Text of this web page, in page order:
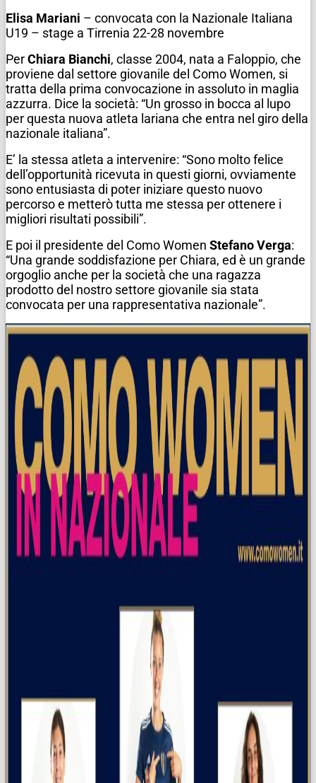
Elisa Mariani – convocata con la Nazionale Italiana
U19 – stage a Tirrenia 22-28 novembre
PerChiara Bianchi, classe 2004, nata a Faloppio, che
proviene dal settore giovanile del Como Women, si
tratta della prima convocazione in assoluto in maglia
azzurra. Dice la società: “Un grosso in bocca al lupo
per questa nuova atleta lariana che entra nel giro della
nazionale italiana”.
E’ la stessa atleta a intervenire: “Sono molto felice
dell’opportunità ricevuta in questi giorni, ovviamente
sono entusiasta di poter iniziare questo nuovo
percorso e metterò tutta me stessa per ottenere i
migliori risultati possibili”.
E poi il presidente del Como Women Stefano Verga:
“Una grande soddisfazione per Chiara, ed è un grande
orgoglio anche per la società che una ragazza
prodotto del nostro settore giovanile sia stata
convocata per una rappresentativa nazionale”.